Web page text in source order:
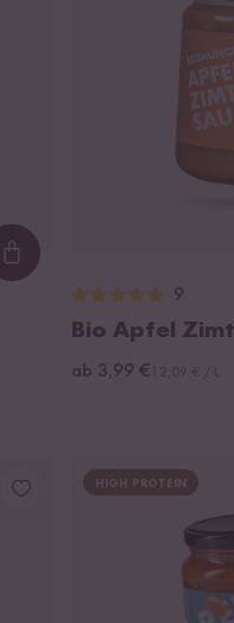
Loading...
9
Bio Apfel
ab 3,99 €
HIGH PROTEIN